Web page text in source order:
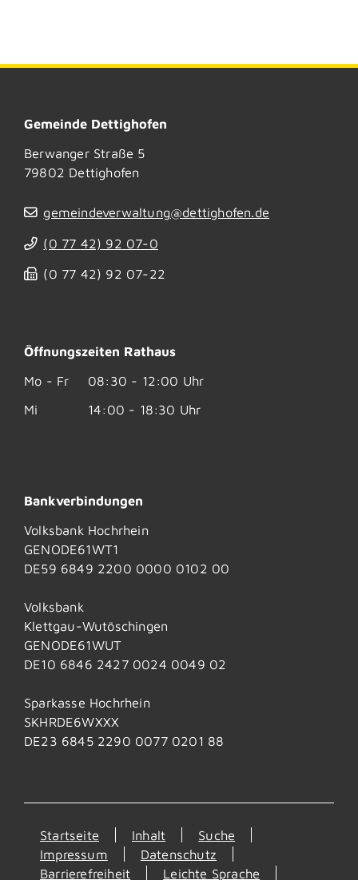
Gemeinde Dettighofen
Berwanger Straße 5
79802 Dettighofen
gemeindeverwaltung@dettighofen.de
(0 77 42) 92 07-0
(0 77 42) 92 07-22
Öffnungszeiten Rathaus
Mo - Fr
08:30 - 12:00 Uhr
Mi
14:00 - 18:30 Uhr
Bankverbindungen
Volksbank Hochrhein
GENODE61WT1
DE59 6849 2200 0000 0102 00
Volksbank
Klettgau-Wutöschingen
GENODE61WUT
DE10 6846 2427 0024 0049 02
Sparkasse Hochrhein
SKHRDE6WXXX
DE23 6845 2290 0077 0201 88
Startseite Inhalt
Suche
Impressum
Datenschutz
Barrierefreiheit
Leichte Sprache